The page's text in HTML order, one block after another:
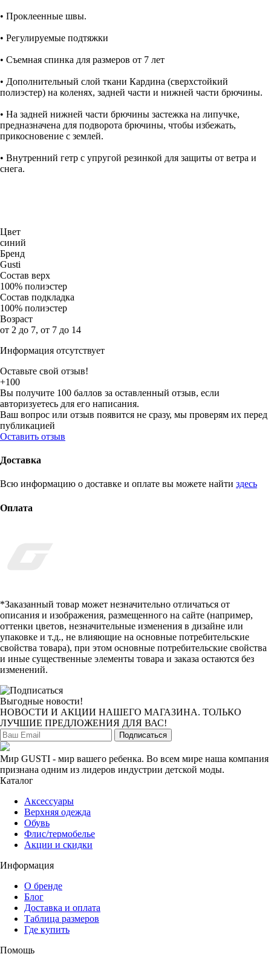
• Проклеенные швы.
• Регулируемые подтяжки
• Съемная спинка для размеров от 7 лет
• Дополнительный слой ткани Кардина (сверхстойкий
полиэстер) на коленях, задней части и нижней части брючины.
• На задней нижней части брючины застежка на липучке,
предназначена для подворота брючины, чтобы избежать,
прикосновение с землей.
• Внутренний гетр с упругой резинкой для защиты от ветра и
снега.
Цвет
синий
Бренд
Gusti
Состав верх
100% полиэстер
Состав подкладка
100% полиэстер
Возраст
от 2 до 7, от 7 до 14
Информация отсутствует
Оставьте свой отзыв!
+100
Вы получите 100 баллов за оставленный отзыв, если
авторизуетесь для его написания.
Ваш вопрос или отзыв появится не сразу, мы проверям их перед
публикацией
Оставить отзыв
Доставка
Всю информацию о доставке и оплате вы можете найти здесь
Оплата
*Заказанный товар может незначительно отличаться от
описания и изображения, размещенного на сайте (например,
оттенки цветов, незначительные изменения в дизайне или
упаковке и т.д., не влияющие на основные потребительские
свойства товара), при этом основные потребительские свойства
и иные существенные элементы товара и заказа остаются без
изменений.
Выгодные новости!
НОВОСТИ И АКЦИИ НАШЕГО МАГАЗИНА. ТОЛЬКО
ЛУЧШИЕ ПРЕДЛОЖЕНИЯ ДЛЯ ВАС!
Подписаться
Мир GUSTI - мир вашего ребенка. Во всем мире наша компания
признана одним из лидеров индустрии детской моды.
Каталог
Аксессуары
Верхняя одежда
Обувь
Флис/термобелье
Акции и скидки
Информация
О бренде
Блог
Доставка и оплата
Таблица размеров
Где купить
Помощь